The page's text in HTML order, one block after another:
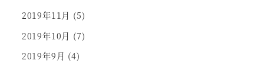
2019年11月 (5)
2019年10月 (7)
2019年9月 (4)